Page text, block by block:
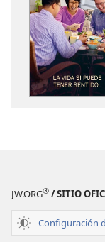
JW.ORG® / SITIO
Configuración